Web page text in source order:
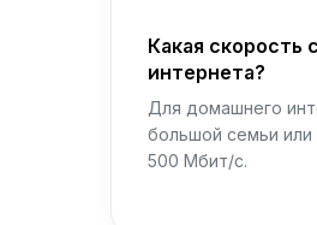
Какая скорость
интернета?
Для домашнего
большой семьи
500 Мбит/с.